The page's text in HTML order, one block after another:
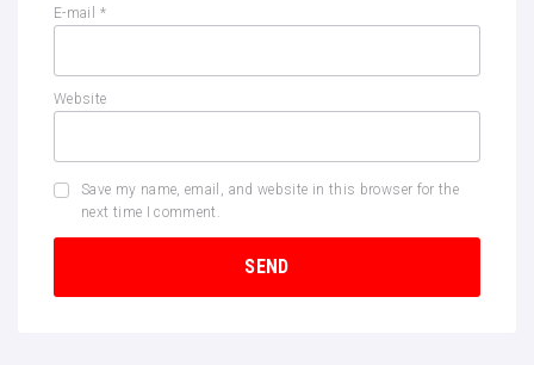
E-mail *
Website
Save my name, email, and website in this browser for the
next time I comment.